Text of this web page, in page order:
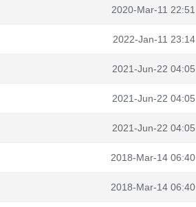
2020-Mar-11 22:51
2022-Jan-11 23:14
2021-Jun-22 04:05
2021-Jun-22 04:05
2021-Jun-22 04:05
2018-Mar-14 06:40
2018-Mar-14 06:40